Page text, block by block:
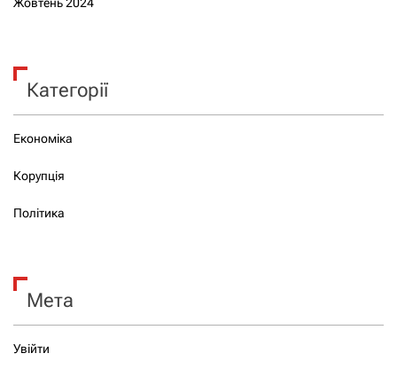
Категорії
Економіка
Корупція
Політика
Мета
Увійти